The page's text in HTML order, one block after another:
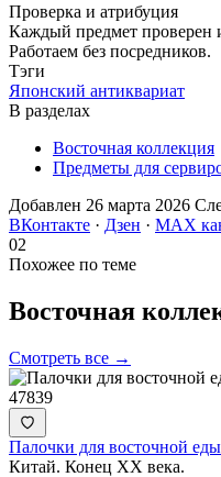
Проверка и атрибуция
Каждый предмет проверен
Работаем без посредников.
Тэги
Японский антиквариат
В разделах
Восточная коллекция
Предметы для
Добавлен 26 марта 2026
ВКонтакте · Дзен · MAX
02
Похожее по теме
Восточная
Смотреть все →
47839
Палочки для восточной еды
Китай. Конец ХХ века.